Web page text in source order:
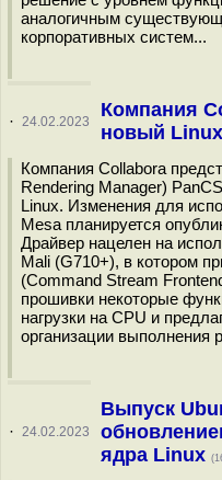
аналогичным
корпоративных систем...
· 24.02.2023
Компания
новый
Компания Collabora
Rendering Manager)
Linux. Изменения для
Mesa планируется
Драйвер нацелен на
Mali (G710+), в котором
(Сommand Stream
прошивки некоторые
нагрузки на CPU и
организации выполнения
· 24.02.2023
Выпуск
ядра Linux